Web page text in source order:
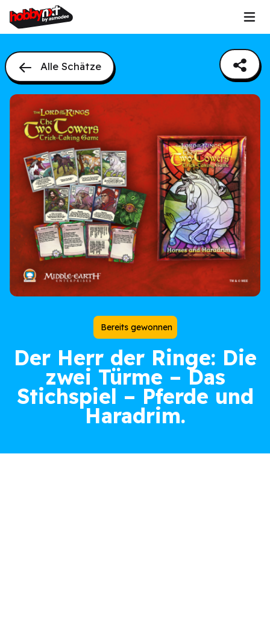
Alle Schätze
Bereits gewonnen
Der Herr der Ringe: Die
zwei Türme – Das
Stichspiel – Pferde und
Haradrim.